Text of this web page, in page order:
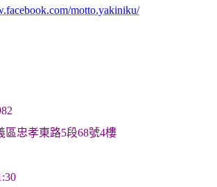
motto.yakiniku/
區忠孝東路5段68號4樓